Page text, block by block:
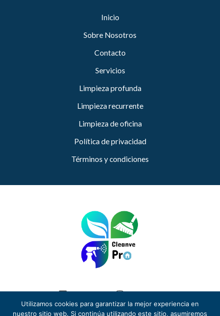
Inicio
Sobre Nosotros
Contacto
Servicios
Limpieza profunda
Limpieza recurrente
Limpieza de oficina
Política de privacidad
Términos y condiciones
Facebook Instagram
© 2024 Cleanve Pro
Utilizamos cookies para garantizar la mejor experiencia en
nuestro sitio web. Si continúa utilizando este sitio, asumiremos